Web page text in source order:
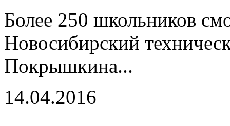
Более 250 школьников
Новосибирский
Покрышкина...
14.04.2016